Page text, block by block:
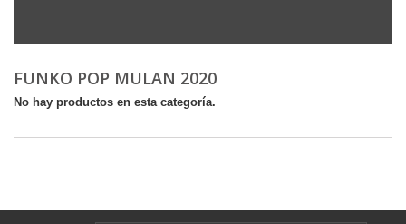
FUNKO POP MULAN 2020
No hay productos en esta categoría.